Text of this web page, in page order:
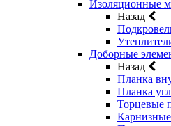
Изоляционные
Назад
Доборные
Назад
Планка
Планка
Торцевые